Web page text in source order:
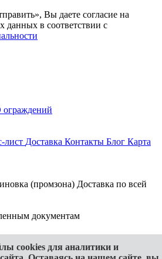
Вы даете согласие на
данных в соответствии с
лист Доставка Контакты Блог Карта
(промзона) Доставка по всей
документам
на сайте, в исключительных
от действительности
cookies для аналитики и